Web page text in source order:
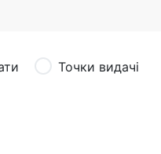
Точки видачі